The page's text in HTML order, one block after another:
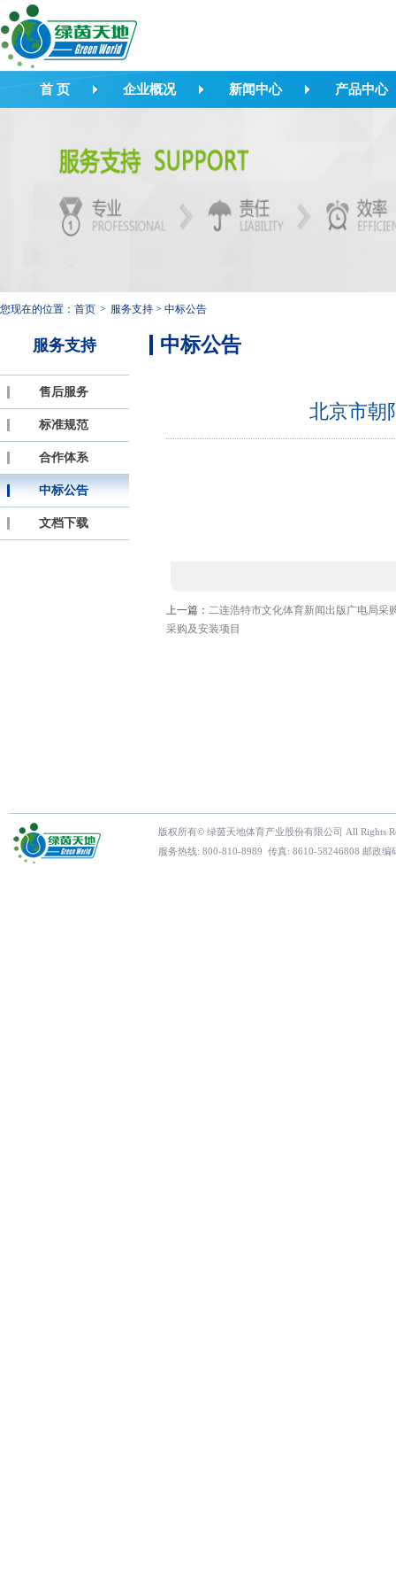
首 页 企业概况 新闻中心 产品中心
您现在的位置： 首页 > 服务支持 > 中标公告
服务支持
售后服务
标准规范
合作体系
中标公告
文档下载
中标公告
北京市朝
上一篇： 二连浩特市文化体育新闻出版广电局采
采购及安装项目
版权所有© 绿茵天地体育产业股份有限公司 All Rights
服务热线: 800-810-8989 传真: 8610-58246808 邮政